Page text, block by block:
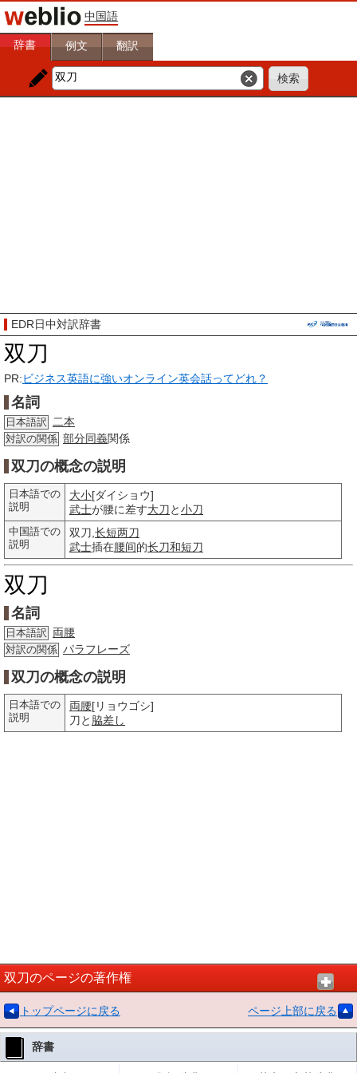
中国語
辞書 例文 翻訳
EDR日中対訳辞書
双刀
PR:ビジネス英語に強いオンライン英会話ってどれ？
名詞
日本語訳 二本
対訳の関係 部分同義関係
双刀の概念の説明
日本語での
説明
大小[ダイショウ]
武士が腰に差す大刀と小刀
中国語での
説明
双刀, 长短两刀
武士插在腰间的长刀和短刀
双刀
名詞
日本語訳 両腰
対訳の関係 パラフレーズ
双刀の概念の説明
日本語での
説明
両腰[リョウゴシ]
刀と 脇差し
双刀のページの著作権
トップページに戻る ページ上部に戻る
辞書